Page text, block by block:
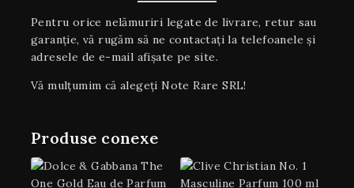
Pentru orice nelămuriri legate de livrare, retur sau
garanţie, vă rugăm să ne contactați la telefoanele și
adresele de e-mail afișate pe site.
Vă mulțumim că alegeți Note Rare SRL!
Produse conexe